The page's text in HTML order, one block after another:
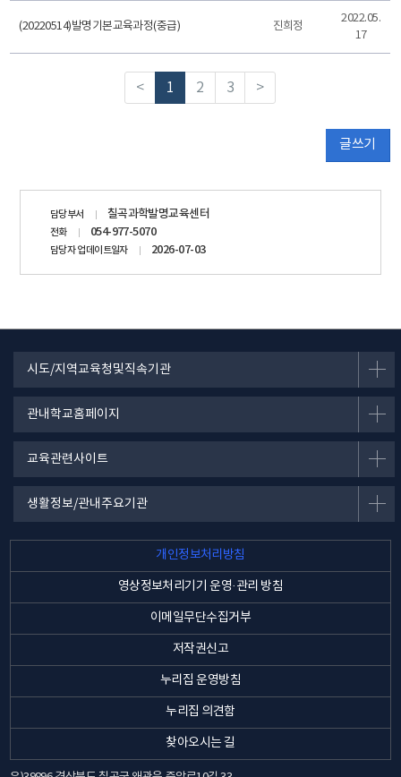
(20220514)발명기본교육과정(중급) 진희정
2022.05.
17
< 1 2 3 >
글쓰기
담당부서 칠곡과학발명교육센터
전화 054-977-5070
담당자 업데이트일자 2026-07-03
시도/지역교육청및직속기관
관내학교홈페이지
교육관련사이트
생활정보/관내주요기관
개인정보처리방침
영상정보처리기기 운영·관리 방침
이메일무단수집거부
저작권신고
누리집 운영방침
누리집 의견함
찾아오시는 길